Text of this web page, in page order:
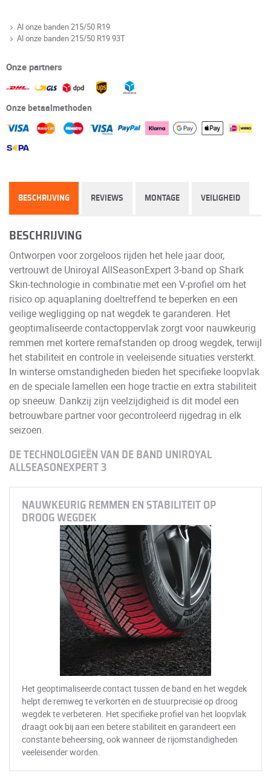
Al onze banden 215/50 R19
Al onze banden 215/50 R19 93T
Onze partners
Onze betaalmethoden
BESCHRIJVING REVIEWS MONTAGE VEILIGHEID
BESCHRIJVING
Ontworpen voor zorgeloos rijden het hele jaar door,
vertrouwt de Uniroyal AllSeasonExpert 3-band op Shark
Skin-technologie in combinatie met een V-profiel om het
risico op aquaplaning doeltreffend te beperken en een
veilige wegligging op nat wegdek te garanderen. Het
geoptimaliseerde contactoppervlak zorgt voor nauwkeurig
remmen met kortere remafstanden op droog wegdek, terwijl
het stabiliteit en controle in veeleisende situaties versterkt.
In winterse omstandigheden bieden het specifieke loopvlak
en de speciale lamellen een hoge tractie en extra stabiliteit
op sneeuw. Dankzij zijn veelzijdigheid is dit model een
betrouwbare partner voor gecontroleerd rijgedrag in elk
seizoen.
DE TECHNOLOGIEËN VAN DE BAND UNIROYAL
ALLSEASONEXPERT 3
NAUWKEURIG REMMEN EN STABILITEIT OP
DROOG WEGDEK
Het geoptimaliseerde contact tussen de band en het wegdek
helpt de remweg te verkorten en de stuurprecisie op droog
wegdek te verbeteren. Het specifieke profiel van het loopvlak
draagt ook bij aan een betere stabiliteit en garandeert een
constante beheersing, ook wanneer de rijomstandigheden
veeleisender worden.